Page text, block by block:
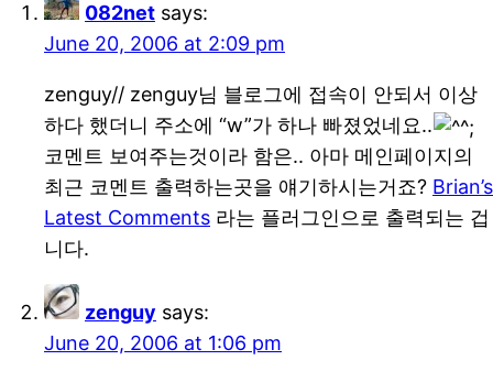
082net says:
June 20, 2006 at 2:09 pm
zenguy// zenguy님 블로그에 접속이 안되서 이상
하다 했더니 주소에 “w”가 하나 빠졌었네요..
코멘트 보여주는것이라 함은.. 아마 메인페이지의
최근 코멘트 출력하는곳을 얘기하시는거죠? Brian’s
Latest Comments 라는 플러그인으로 출력되는 겁
니다.
zenguy says:
June 20, 2006 at 1:06 pm